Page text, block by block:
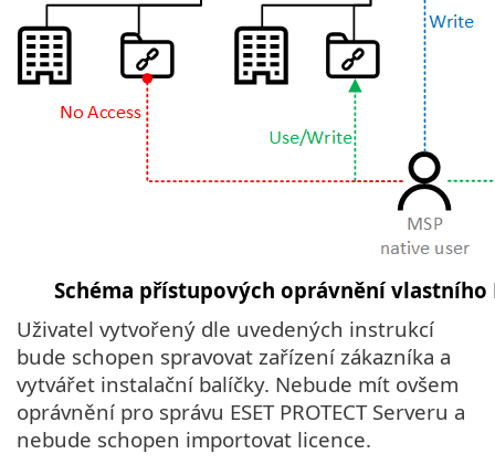
Schéma přístupových oprávnění vlastního
Uživatel vytvořený dle uvedených instrukcí
bude schopen spravovat zařízení zákazníka a
vytvářet instalační balíčky. Nebude mít ovšem
oprávnění pro správu ESET PROTECT Serveru a
nebude schopen importovat licence.